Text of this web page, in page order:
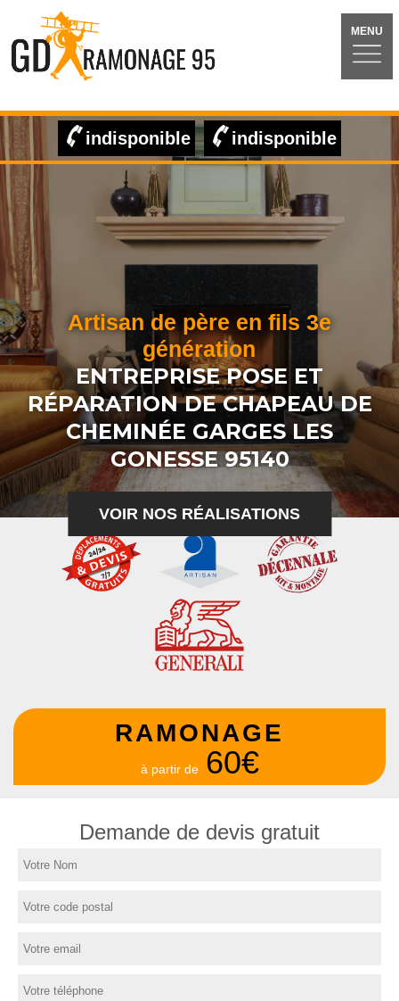
MENU
indisponible indisponible
Artisan de père en fils 3e
génération
ENTREPRISE POSE ET
RÉPARATION DE CHAPEAU DE
CHEMINÉE GARGES LES
GONESSE 95140
VOIR NOS RÉALISATIONS
RAMONAGE
à partir de 60€
Demande de devis gratuit